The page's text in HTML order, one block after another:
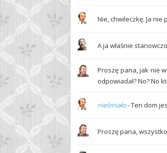
Nie, chwileczkę. Ja
A ja właśnie
Proszę pana, jak nie
odpowiadał? No? No
nieśmiało- Ten dom
Proszę pana,